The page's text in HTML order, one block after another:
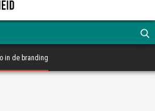
in de branding